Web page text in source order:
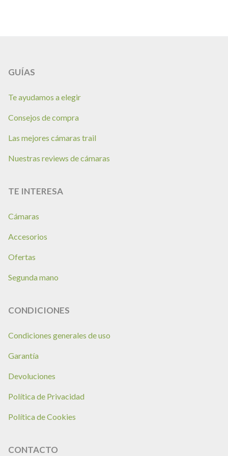
GUÍAS
Te ayudamos a elegir
Consejos de compra
Las mejores cámaras trail
Nuestras reviews de cámaras
TE INTERESA
Cámaras
Accesorios
Ofertas
Segunda mano
CONDICIONES
Condiciones generales de uso
Garantía
Devoluciones
Política de Privacidad
Política de Cookies
CONTACTO